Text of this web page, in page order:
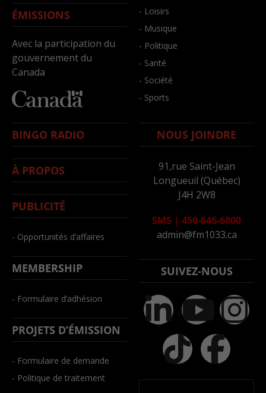
ÉMISSIONS
Avec la participation du
gouvernement du
Canada
- Loisirs
- Musique
- Politique
- Santé
- Société
- Sports
BINGO RADIO
À PROPOS
PUBLICITÉ
- Opportunités d’affaires
MEMBERSHIP
- Formulaire d’adhésion
PROJETS D’ÉMISSION
- Formulaire de demande
- Politique de traitement
NOUS JOINDRE
91,rue Saint-Jean
Longueuil (Québec)
J4H 2W8
SMS | 450-646-6800
admin@fm1033.ca
SUIVEZ-NOUS